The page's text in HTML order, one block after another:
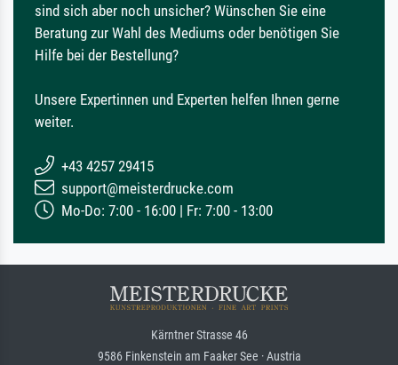
sind sich aber noch unsicher? Wünschen Sie eine
Beratung zur Wahl des Mediums oder benötigen Sie
Hilfe bei der Bestellung?
Unsere Expertinnen und Experten helfen Ihnen gerne
weiter.
+43 4257 29415
support@meisterdrucke.com
Mo-Do: 7:00 - 16:00 | Fr: 7:00 - 13:00
Kärntner Strasse 46
9586 Finkenstein am Faaker See · Austria